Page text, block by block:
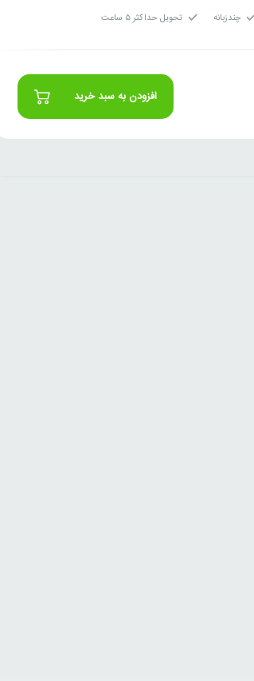
چندزبانه تحویل حداکثر ۵ ساعت
افزودن به سبد خرید